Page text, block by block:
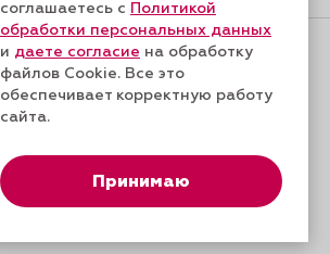
Форма обратной связи
соглашаетесь с Политикой
обработки персональных данных
и даете согласие на обработку
файлов Cookie. Все это
обеспечивает корректную работу
сайта.
Принимаю